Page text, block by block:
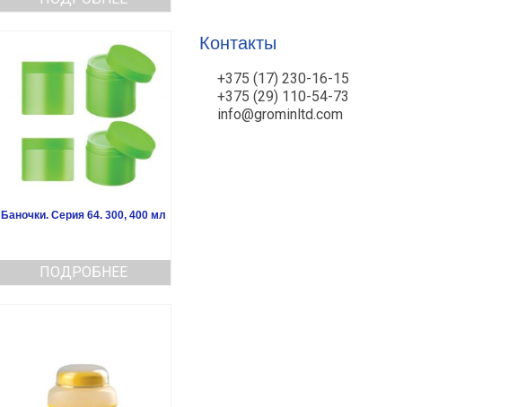
Баночки. Серия 64. 300, 400 мл
ПОДРОБНЕЕ
Контакты
+375 (17) 230-16-15
+375 (29) 110-54-73
info@grominltd.com